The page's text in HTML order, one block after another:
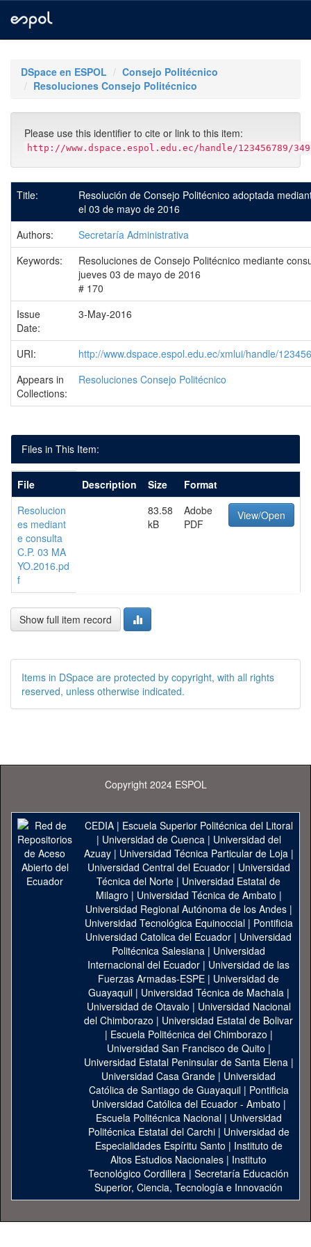
navigationDSpace en ESPOL
Consejo Politécnico
Resoluciones Consejo Politécnico
Please use this identifier to cite or link to this item:
http://www.dspace.espol.edu.ec/handle/123456789/
Title:
Resolución de Consejo Politécnico adoptada
el 03 de mayo de 2016
Authors:
Secretaría Administrativa
Keywords:
Resoluciones de Consejo Politécnico mediante
jueves 03 de mayo de 2016
# 170
Issue
Date:
3-May-2016
URI:
http://www.dspace.espol.edu.ec/xmlui/handle/
Appears in
Collections:
Resoluciones Consejo Politécnico
Files in This Item:
File Description Size
Format
Resolucion
es mediant
e consulta
C.P. 03 MA
YO.2016.pd
f
83.58
kB
Adobe
PDF
View/Open
Show full item record
Items in DSpace are protected by copyright, with all rights
reserved, unless otherwise indicated.
Copyright 2024 ESPOL
CEDIA| Escuela Superior Politécnica del Litoral
| Universidad de Cuenca| Universidad del
Azuay| Universidad Técnica Particular de Loja|
Universidad Central del Ecuador| Universidad
Técnica del Norte | Universidad Estatal de
Milagro | Universidad Técnica de Ambato |
Universidad Regional Autónoma de los Andes|
Universidad Tecnológica Equinoccial| Pontificia
Universidad Catolica del Ecuador | Universidad
Politécnica Salesiana | Universidad
Internacional del Ecuador | Universidad de las
Fuerzas Armadas-ESPE | Universidad de
Guayaquil| Universidad Técnica de Machala|
Universidad de Otavalo | Universidad Nacional
del Chimborazo | Universidad Estatal de Bolivar
| Escuela Politécnica del Chimborazo |
Universidad San Francisco de Quito |
Universidad Estatal Peninsular de Santa Elena|
Universidad Casa Grande | Universidad
Católica de Santiago de Guayaquil| Pontificia
Universidad Católica del Ecuador - Ambato |
Escuela Politécnica Nacional| Universidad
Politécnica Estatal del Carchi| Universidad de
Especialidades Espíritu Santo | Instituto de
Altos Estudios Nacionales | Instituto
Tecnológico Cordillera | Secretaría Educación
Superior, Ciencia, Tecnología e Innovación